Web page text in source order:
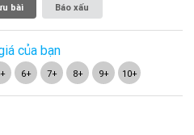
bài Báo xấu
của bạn
6+ 7+ 8+ 9+ 10+